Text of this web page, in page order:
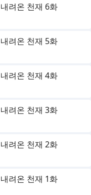
려온 천재 6화
려온 천재 5화
려온 천재 4화
려온 천재 3화
려온 천재 2화
려온 천재 1화